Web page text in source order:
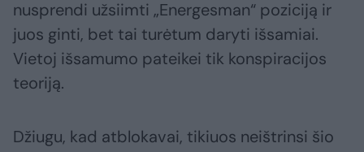
nusprendi užsiimti „Energesman“ poziciją ir
juos ginti, bet tai turėtum daryti išsamiai.
Vietoj išsamumo pateikei tik konspiracijos
teoriją.
Džiugu, kad atblokavai, tikiuos neištrinsi šio